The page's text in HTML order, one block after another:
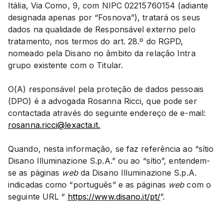
Itália, Via Como, 9, com NIPC 02215760154 (adiante
designada apenas por “Fosnova”), tratará os seus
dados na qualidade de Responsável externo pelo
tratamento, nos termos do art. 28.º do RGPD,
nomeado pela Disano no âmbito da relação Intra
grupo existente com o Titular.
O(A) responsável pela proteção de dados pessoais
(DPO) é a advogada Rosanna Ricci, que pode ser
contactada através do seguinte endereço de e-mail:
rosanna.ricci@lexacta.it.
Quando, nesta informação, se faz referência ao “sítio
Disano Illuminazione S.p.A.” ou ao “sítio”, entendem-
se as páginas webda Disano Illuminazione S.p.A.
indicadas como “português” e as páginas webcom o
seguinte URL “ https://www.disano.it/pt/”.